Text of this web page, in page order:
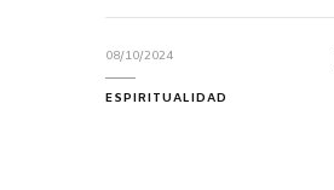
08/10/2024
ESPIRITUALIDAD